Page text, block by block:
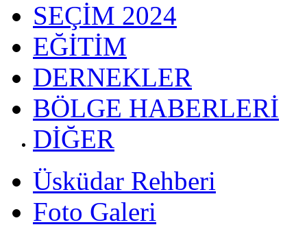
SEÇİM 2024
EĞİTİM
DERNEKLER
BÖLGE HABERLERİ
DİĞER
Üsküdar Rehberi
Foto Galeri